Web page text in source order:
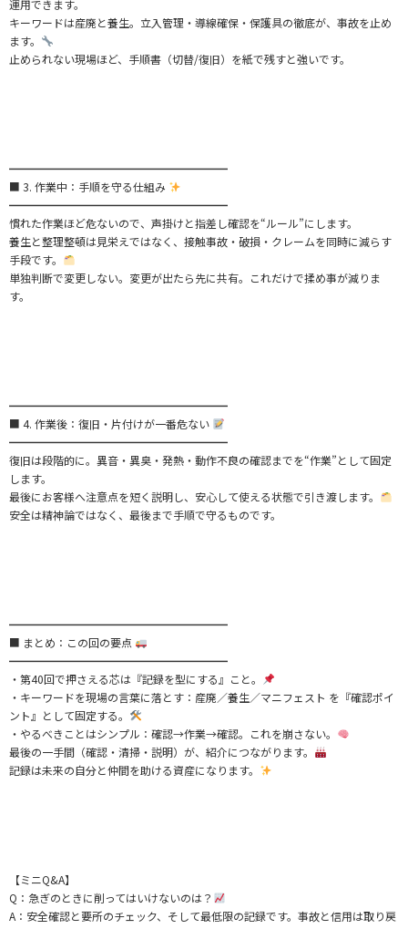
運用できます。
キーワードは産廃と養生。立入管理・導線確保・保護具の徹底が、事故を止め
ます。
止められない現場ほど、手順書（切替/復旧）を紙で残すと強いです。
━━━━━━━━━━━━━━━━━━━━
■ 3. 作業中：手順を守る仕組み
━━━━━━━━━━━━━━━━━━━━
慣れた作業ほど危ないので、声掛けと指差し確認を“ルール”にします。
養生と整理整頓は見栄えではなく、接触事故・破損・クレームを同時に減らす
手段です。
単独判断で変更しない。変更が出たら先に共有。これだけで揉め事が減りま
す。
━━━━━━━━━━━━━━━━━━━━
■ 4. 作業後：復旧・片付けが一番危ない
━━━━━━━━━━━━━━━━━━━━
復旧は段階的に。異音・異臭・発熱・動作不良の確認までを“作業”として固定
します。
最後にお客様へ注意点を短く説明し、安心して使える状態で引き渡します。
安全は精神論ではなく、最後まで手順で守るものです。
━━━━━━━━━━━━━━━━━━━━
■ まとめ：この回の要点
━━━━━━━━━━━━━━━━━━━━
・第40回で押さえる芯は『記録を型にする』こと。
・キーワードを現場の言葉に落とす：産廃／養生／マニフェスト を『確認ポイ
ント』として固定する。
・やるべきことはシンプル：確認→作業→確認。これを崩さない。
最後の一手間（確認・清掃・説明）が、紹介につながります。
記録は未来の自分と仲間を助ける資産になります。
【ミニQ&A】
Q：急ぎのときに削ってはいけないのは？
A：安全確認と要所のチェック、そして最低限の記録です。事故と信用は取り戻